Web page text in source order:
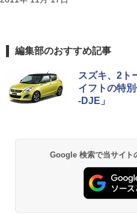
編集部のおすすめ記事
スズキ、2ト
イフトの特
-DJE」
Google 検索で当サイト